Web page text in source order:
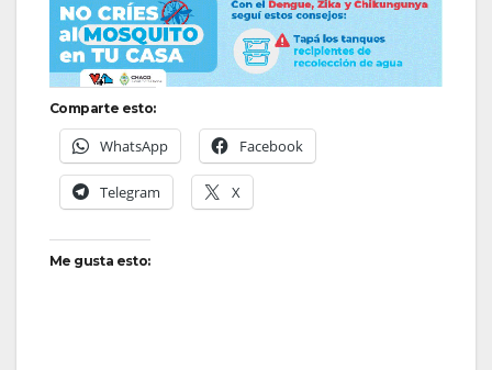
Comparte esto:
WhatsApp Facebook
Telegram X
Me gusta esto: